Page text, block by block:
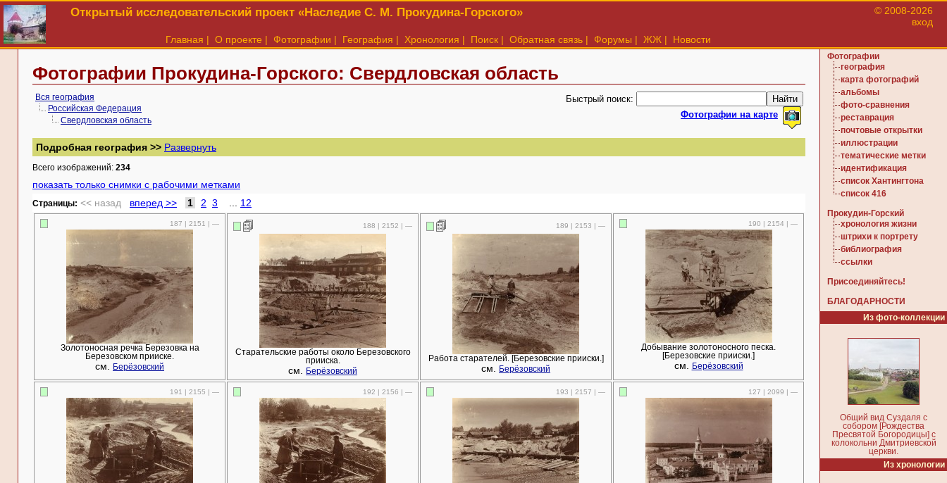
Открытый исследовательский проект «Наследие С. М. Прокудина-Горского»
© 2008-2026
вход
Главная | О проекте | Фотографии | География | Хронология | Поиск | Обратная связь | Форумы | ЖЖ | Новости
Фотографии Прокудина-Горского: Свердловская область
Вся география
Российская Федерация
Свердловская область
Быстрый поиск:
Фотографии на карте
Подробная география >> Развернуть
Всего изображений: 234
показать только снимки с рабочими метками
Cтраницы: << назад вперед >> 1 2 3 12
187 | 2151 | —
Золотоносная речка Березовка на
Березовском прииске.
см. Берёзовский
188 | 2152 | —
Старательские работы около Березовского
прииска.
см. Берёзовский
189 | 2153 | —
Работа старателей. [Березовские прииски.]
см. Берёзовский
190 | 2154 | —
Добывание золотоносного песка.
[Березовские прииски.]
см. Берёзовский
191 | 2155 | — 192 | 2156 | — 193 | 2157 | — 127 | 2099 | —
Фотографии
география
карта фотографий
альбомы
фото-сравнения
реставрация
почтовые открытки
иллюстрации
тематические метки
идентификация
список Хантингтона
список 416
Прокудин-Горский
хронология жизни
штрихи к портрету
библиография
ссылки
Присоединяйтесь!
БЛАГОДАРНОСТИ
Из фото-коллекции
Общий вид Суздаля с
собором [Рождества
Пресвятой Богородицы] с
колокольни Дмитриевской
церкви.
Из хронологии